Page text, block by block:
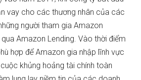
vay cho các thương nhân của các
người tham gia Amazon
Amazon Lending. Vào thời điểm
hợp để Amazon gia nhập lĩnh vực
khủng hoảng tài chính toàn